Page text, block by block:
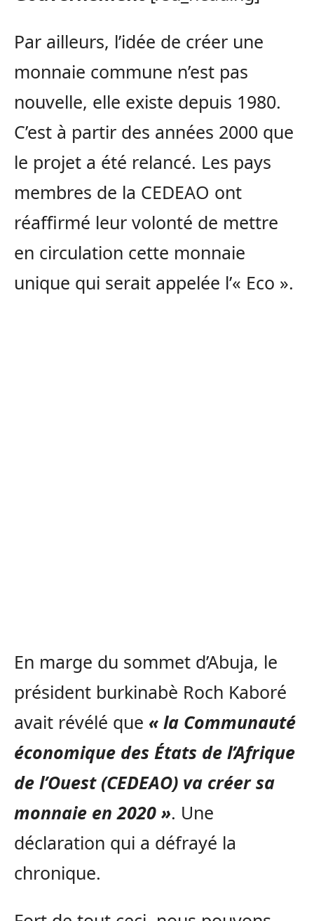
Par ailleurs, l’idée de créer une
monnaie commune n’est pas
nouvelle, elle existe depuis 1980.
C’est à partir des années 2000 que
le projet a été relancé. Les pays
membres de la CEDEAO ont
réaffirmé leur volonté de mettre
en circulation cette monnaie
unique qui serait appelée l’« Eco ».
En marge du sommet d’Abuja, le
président burkinabè Roch Kaboré
avait révélé que « la Communauté
économique des États de l’Afrique
de l’Ouest (CEDEAO) va créer sa
monnaie en 2020 ». Une
déclaration qui a défrayé la
chronique.